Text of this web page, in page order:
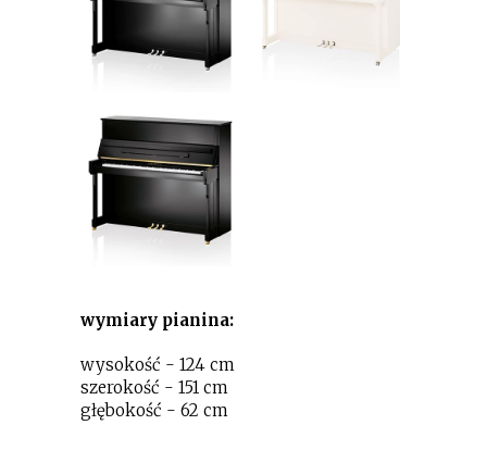
wymiary pianina:
wysokość - 124 cm
szerokość - 151 cm
głębokość - 62 cm